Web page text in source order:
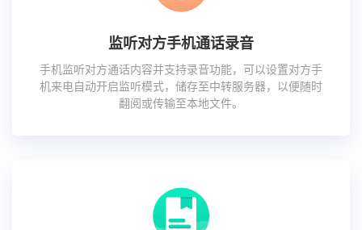
监听对方手机通话录音
手机监听对方通话内容并支持录音功能，可以设置对方手
机来电自动开启监听模式，储存至中转服务器，以便随时
翻阅或传输至本地文件。